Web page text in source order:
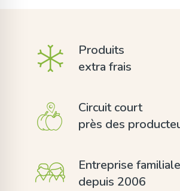
Produits
extra frais
Circuit court
près des
Entreprise familiale
depuis 2006